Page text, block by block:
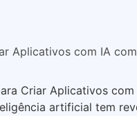
Aplicativos com IA
Criar Aplicativos
artificial tem